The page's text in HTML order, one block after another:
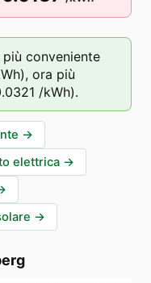
conveniente
ora più
/kWh).
→
elettrica →
→